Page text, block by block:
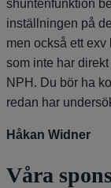
shuntenfunktion
inställningen på
men också ett
som inte har
NPH. Du bör ha
redan har
Håkan Widner
Våra